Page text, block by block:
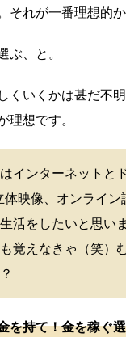
それが一番理想的か
ぶ、と。
くいくかは甚だ不
理想です。
インターネットと
体映像、オンライン
活をしたいと思い
覚えなきゃ（笑）
を持て！金を稼ぐ